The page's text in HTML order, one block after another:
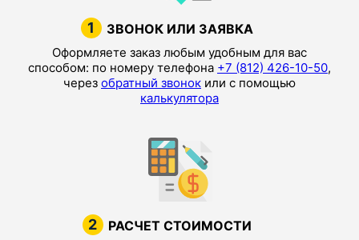
1 ЗВОНОК ИЛИ ЗАЯВКА
Оформляете заказ любым удобным для вас
способом: по номеру телефона +7 (812) 426-10-50,
через обратный звонок или с помощью
калькулятора
2 РАСЧЕТ СТОИМОСТИ